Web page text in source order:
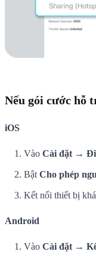
Nếu gói cước hỗ
iOS
Vào Cài đặt →
Bật Cho phép
Kết nối thiết bị
Android
Vào Cài đặt →